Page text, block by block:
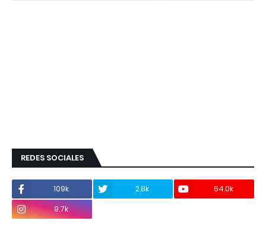
REDES SOCIALES
109k 2.8k
64.0k
9.7k